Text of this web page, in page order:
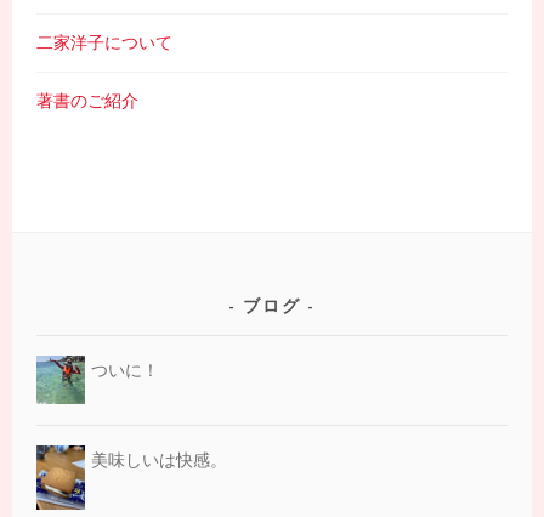
二家洋子について
著書のご紹介
ブログ
ついに！
美味しいは快感。